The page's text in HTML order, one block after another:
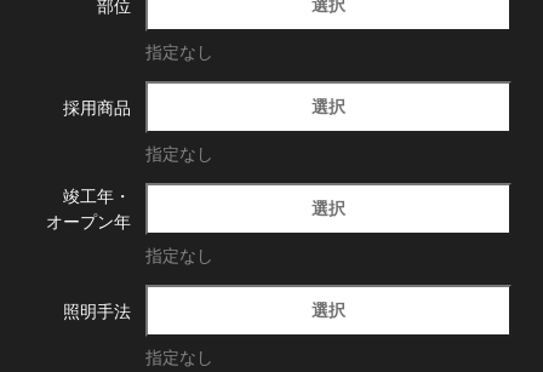
部位
指定なし
採用商品 選択
指定なし
竣工年・
オープン年
選択
指定なし
照明手法 選択
指定なし